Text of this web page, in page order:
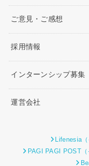
ご意見・ご感想
採用情報
インターンシップ募集
運営会社
Lifenesia
PAGI PAGI POST（